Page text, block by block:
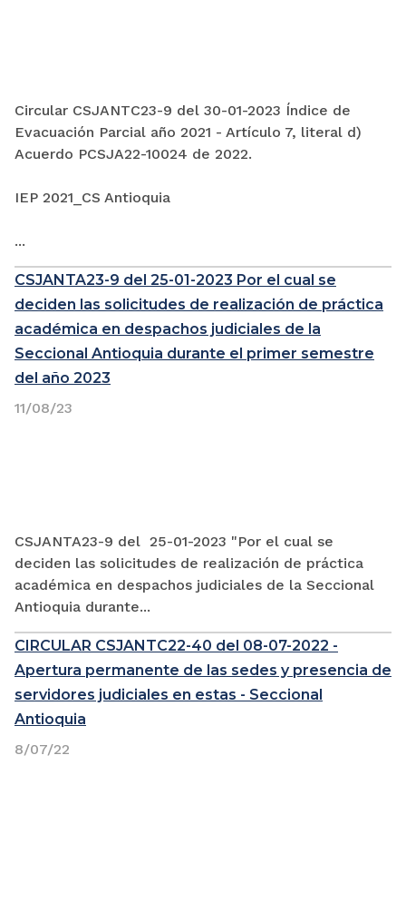
Circular CSJANTC23-9 del 30-01-2023 Índice de
Evacuación Parcial año 2021 - Artículo 7, literal d)
Acuerdo PCSJA22-10024 de 2022.
IEP 2021_CS Antioquia
...
CSJANTA23-9 del 25-01-2023 Por el cual se
deciden las solicitudes de realización de práctica
académica en despachos judiciales de la
Seccional Antioquia durante el primer semestre
del año 2023
CSJANTA23-9 del 25-01-2023 "Por el cual se
deciden las solicitudes de realización de práctica
académica en despachos judiciales de la Seccional
Antioquia durante...
11/08/23
CIRCULAR CSJANTC22-40 del 08-07-2022 -
Apertura permanente de las sedes y presencia de
servidores judiciales en estas - Seccional
Antioquia
8/07/22